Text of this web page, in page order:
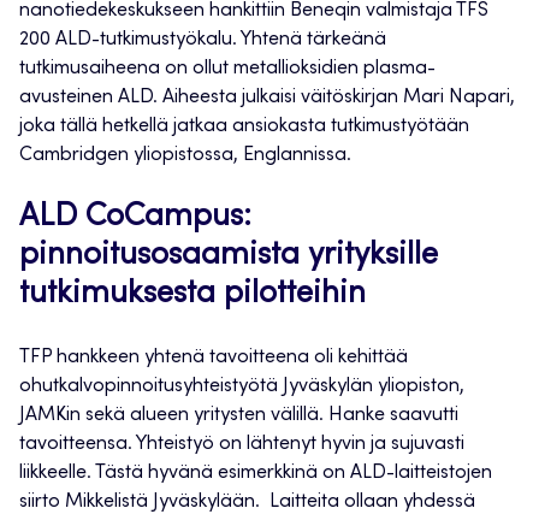
nanotiedekeskukseen hankittiin Beneqin valmistaja TFS
200 ALD-tutkimustyökalu. Yhtenä tärkeänä
tutkimusaiheena on ollut metallioksidien plasma-
avusteinen ALD. Aiheesta julkaisi väitöskirjan Mari Napari,
joka tällä hetkellä jatkaa ansiokasta tutkimustyötään
Cambridgen yliopistossa, Englannissa.
ALD CoCampus:
pinnoitusosaamista yrityksille
tutkimuksesta pilotteihin
TFP hankkeen yhtenä tavoitteena oli kehittää
ohutkalvopinnoitusyhteistyötä Jyväskylän yliopiston,
JAMKin sekä alueen yritysten välillä. Hanke saavutti
tavoitteensa. Yhteistyö on lähtenyt hyvin ja sujuvasti
liikkeelle. Tästä hyvänä esimerkkinä on ALD-laitteistojen
siirto Mikkelistä Jyväskylään. Laitteita ollaan yhdessä